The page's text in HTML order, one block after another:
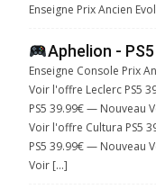
Enseigne Prix Ancien
Aphelion -
Enseigne Console Prix
Voir l'offre Leclerc PS5
PS5 39.99€ — Nouveau
Voir l'offre Cultura PS5
PS5 39.99€ — Nouveau
Voir […]